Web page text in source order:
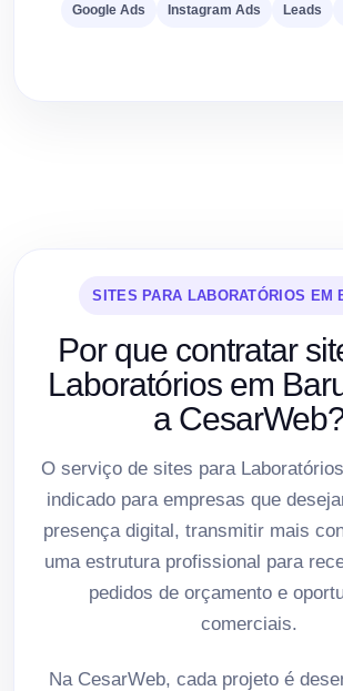
Google Ads Instagram Ads Leads
SITES PARA LABORATÓRIOS EM
Por que contratar
Laboratórios em
a
O serviço de sites para
indicado para empresas que
presença digital, transmitir mais
uma estrutura profissional para
pedidos de orçamento e
comerciais.
Na CesarWeb, cada projeto é